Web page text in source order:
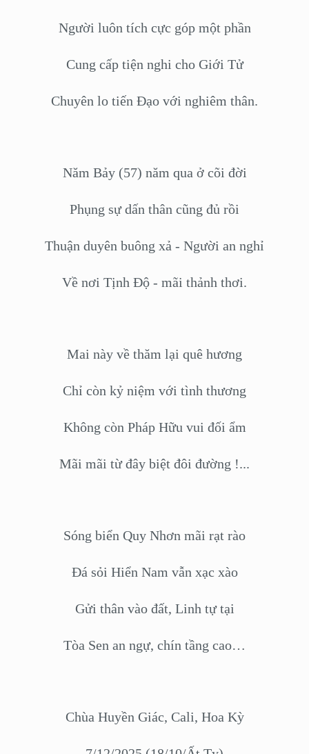
Người luôn tích cực góp một phần
Cung cấp tiện nghi cho Giới Tử
Chuyên lo tiến Đạo với nghiêm thân.
Năm Bảy (57) năm qua ở cõi đời
Phụng sự dấn thân cũng đủ rồi
Thuận duyên buông xả - Người an nghỉ
Về nơi Tịnh Độ - mãi thảnh thơi.
Mai này về thăm lại quê hương
Chỉ còn kỷ niệm với tình thương
Không còn Pháp Hữu vui đối ẩm
Mãi mãi từ đây biệt đôi đường !...
Sóng biển Quy Nhơn mãi rạt rào
Đá sỏi Hiển Nam vẫn xạc xào
Gửi thân vào đất, Linh tự tại
Tòa Sen an ngự, chín tầng cao…
Chùa Huyền Giác, Cali, Hoa Kỳ